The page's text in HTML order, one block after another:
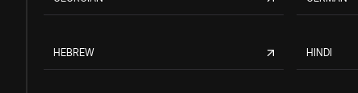
HEBREW HINDI